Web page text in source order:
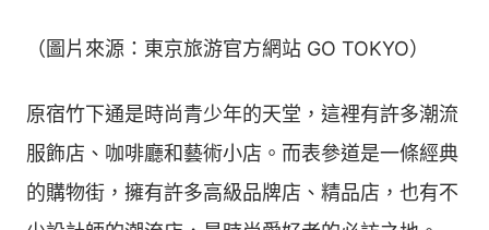
（圖片來源：東京旅游官方網站 GO TOKYO）
原宿竹下通是時尚青少年的天堂，這裡有許多潮流
服飾店、咖啡廳和藝術小店。而表參道是一條經典
的購物街，擁有許多高級品牌店、精品店，也有不